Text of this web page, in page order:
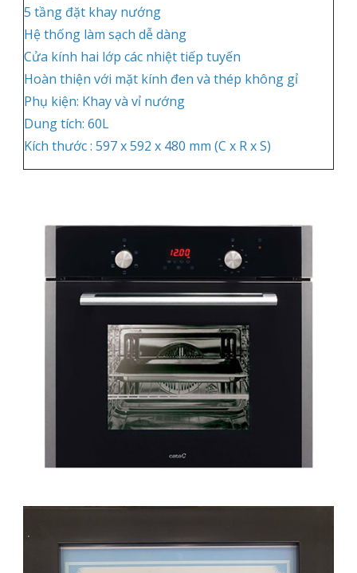
5 tầng đặt khay nướng
Hệ thống làm sạch dễ dàng
Cửa kính hai lớp các nhiệt tiếp tuyến
Hoàn thiện với mặt kính đen và thép không gỉ
Phụ kiện: Khay và vỉ nướng
Dung tích: 60L
Kích thước : 597 x 592 x 480 mm (C x R x S)